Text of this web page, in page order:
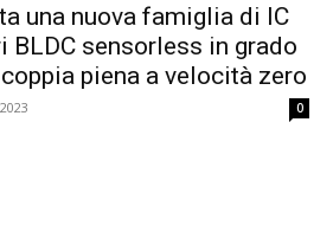
una nuova famiglia di IC
BLDC sensorless in grado
piena a velocità zero
0